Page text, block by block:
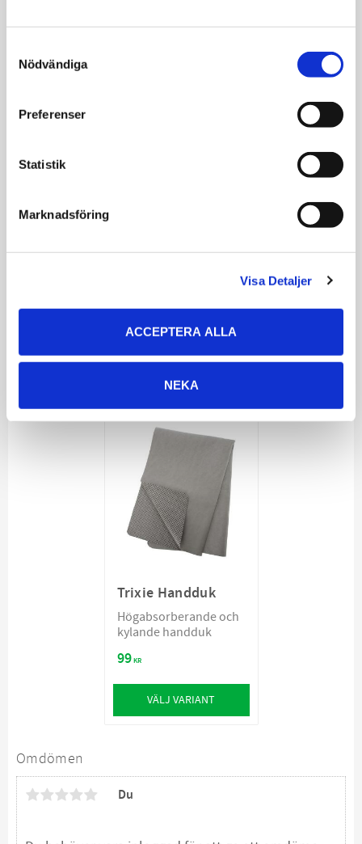
Selection
Nödvändiga
Preferenser
Statistik
Marknadsföring
Visa Detaljer
ACCEPTERA ALLA
NEKA
Omdömen
Du
Trixie Flash Light
Trixie Klicker på
Nylonband
62
Trixie Handduk
Högabsorberande och
kylande handduk
99KR
VÄLJ VARIANT